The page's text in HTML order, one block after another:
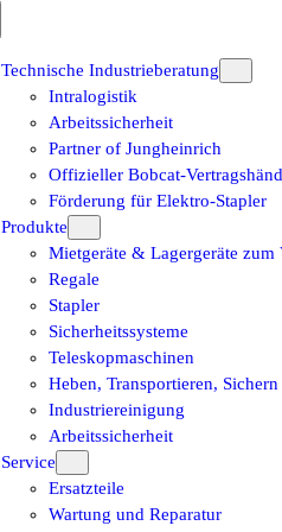
Technische Industrieberatung
Intralogistik
Arbeitssicherheit
Partner of Jungheinrich
Offizieller Bobcat-
Förderung für Elektro-Stapler
Produkte
Mietgeräte & Lagergeräte zum
Regale
Stapler
Sicherheitssysteme
Teleskopmaschinen
Heben, Transportieren, Sichern
Industriereinigung
Arbeitssicherheit
Service
Ersatzteile
Wartung und Reparatur